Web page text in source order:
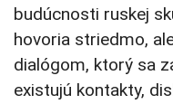
budúcnosti ruskej
hovoria striedmo,
dialógom, ktorý sa
existujú kontakty,